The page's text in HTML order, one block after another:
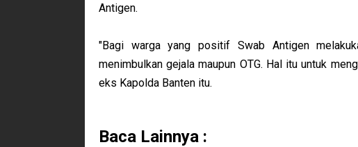
Antigen.
"Bagi warga yang positif Swab Antigen
menimbulkan gejala maupun OTG. Hal itu untuk
eks Kapolda Banten itu.
Baca Lainnya :